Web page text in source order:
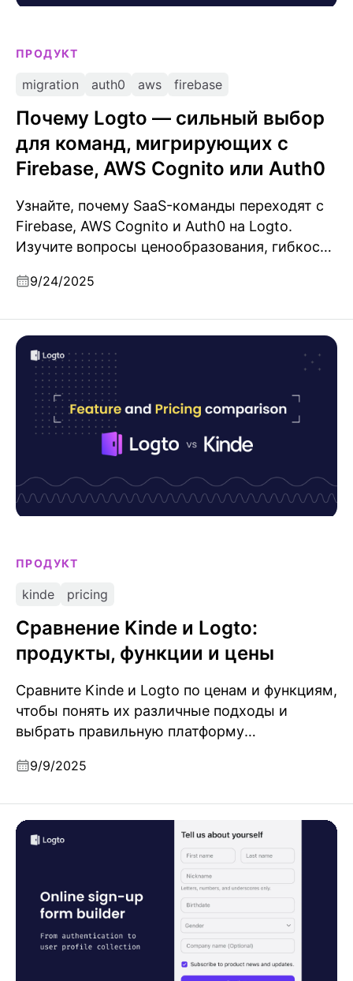
ПРОДУКТ
migration auth0 aws firebase
Почему Logto — сильный выбор
для команд, мигрирующих с
Firebase, AWS Cognito или Auth0
Узнайте, почему SaaS-команды переходят с
Firebase, AWS Cognito и Auth0 на Logto.
Изучите вопросы ценообразования, гибкость
9/24/2025
ПРОДУКТ
kinde pricing
Сравнение Kinde и Logto:
продукты, функции и цены
Сравните Kinde и Logto по ценам и функциям,
чтобы понять их различные подходы и
выбрать правильную платформу
9/9/2025
Сравнение Kinde и Logto: продукты, функции и
цены
Конструктор онлайн-форм регистрации: от
аутентификации до сбора пользовательского